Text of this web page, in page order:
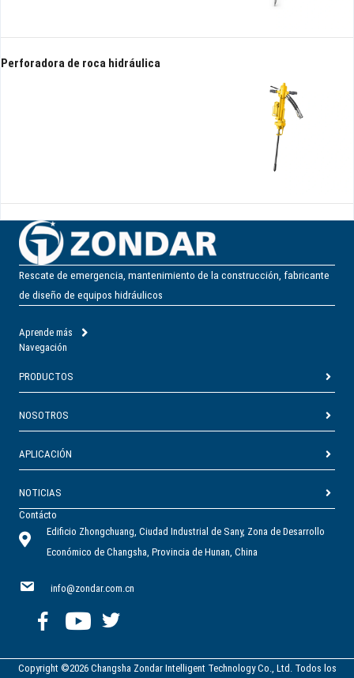
Perforadora de roca hidráulica
Rescate de emergencia, mantenimiento de la construcción, fabricante
de diseño de equipos hidráulicos
Aprende más
Navegación
PRODUCTOS
NOSOTROS
APLICACIÓN
NOTICIAS
Contácto
Edificio Zhongchuang, Ciudad Industrial de Sany, Zona de Desarrollo
Económico de Changsha, Provincia de Hunan, China
info@zondar.com.cn
Copyright ©2026 Changsha Zondar Intelligent Technology Co., Ltd. Todos los